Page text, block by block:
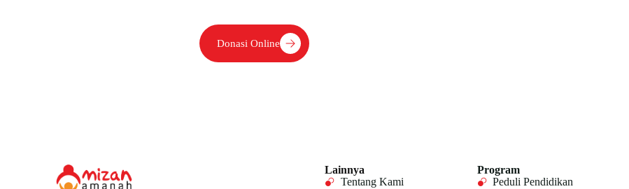
Donasi Online
Lainnya
Tentang Kami
Program
Peduli Pendidikan